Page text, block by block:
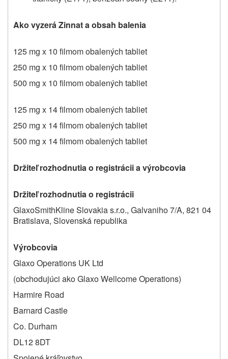
Ako vyzerá Zinnat a obsah balenia
125 mg x 10 filmom obalených tabliet
250 mg x 10 filmom obalených tabliet
500 mg x 10 filmom obalených tabliet
125 mg x 14 filmom obalených tabliet
250 mg x 14 filmom obalených tabliet
500 mg x 14 filmom obalených tabliet
Držiteľ rozhodnutia o registrácii a výrobcovia
Držiteľ rozhodnutia o registrácii
GlaxoSmithKline Slovakia s.r.o., Galvaniho 7/A, 821 04
Bratislava, Slovenská republika
Výrobcovia
Glaxo Operations UK Ltd
(obchodujúci ako Glaxo Wellcome Operations)
Harmire Road
Barnard Castle
Co. Durham
DL12 8DT